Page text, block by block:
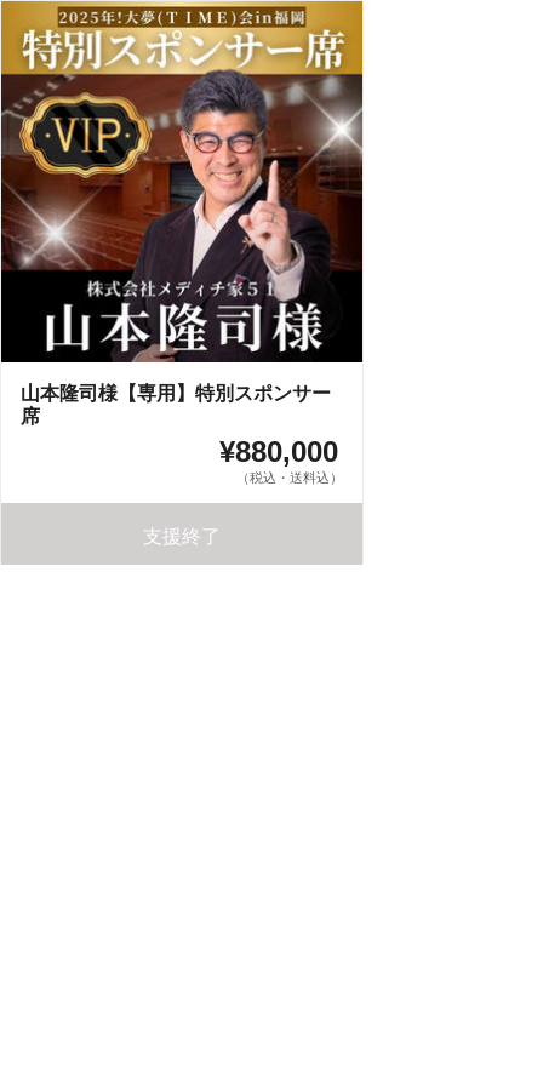
山本隆司様【専用】特別スポンサー
席
¥880,000
（税込・送料込）
支援終了